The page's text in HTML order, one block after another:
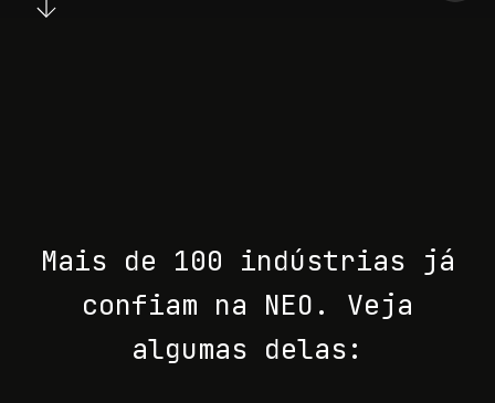
Mais de 100 indústrias já
confiam na NEO. Veja
algumas delas: